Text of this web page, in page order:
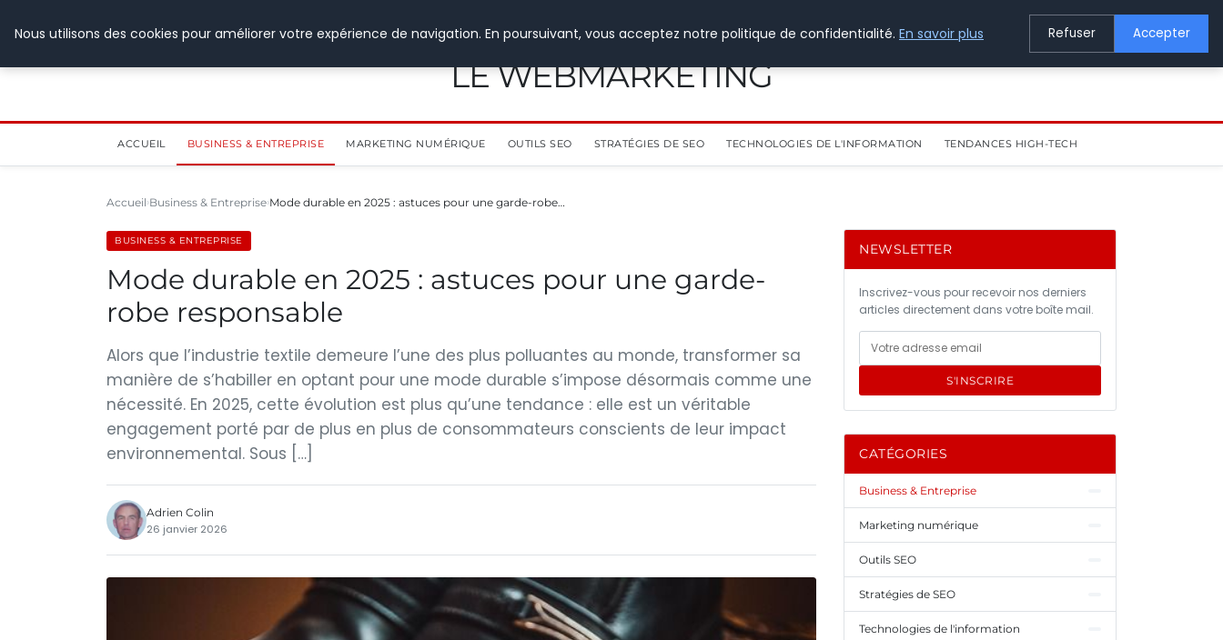
LE WEBMARKETING
ACCUEIL BUSINESS & ENTREPRISE MARKETING NUMÉRIQUE OUTILS SEO STRATÉGIES DE SEO TECHNOLOGIES DE L'INFORMATION TENDANCES HIGH-TECH
Accueil Business & Entreprise Mode durable en 2025 : astuces pour une garde-robe…
BUSINESS & ENTREPRISE
Mode durable en 2025 : astuces pour une garde-
robe responsable
Alors que l’industrie textile demeure l’une des plus polluantes au monde, transformer sa
manière de s’habiller en optant pour une mode durable s’impose désormais comme une
nécessité. En 2025, cette évolution est plus qu’une tendance : elle est un véritable
engagement porté par de plus en plus de consommateurs conscients de leur impact
environnemental. Sous […]
Adrien Colin
26 janvier 2026
NEWSLETTER
Inscrivez-vous pour recevoir nos derniers
articles directement dans votre boîte mail.
S'INSCRIRE
CATÉGORIES
Business & Entreprise
Marketing numérique
Outils SEO
Stratégies de SEO
Technologies de l'information
Nous utilisons des cookies pour améliorer votre expérience de navigation. En poursuivant, vous acceptez notre politique de confidentialité. En savoir plus Refuser Accepter